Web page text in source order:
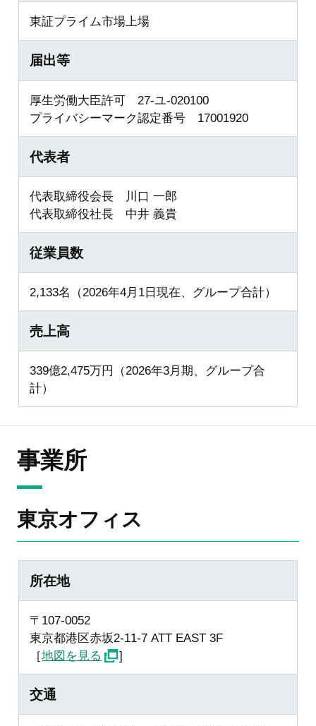
東証プライム市場上場
届出等
厚生労働大臣許可 27-ユ-020100
プライバシーマーク認定番号 17001920
代表者
代表取締役会長 川口 一郎
代表取締役社長 中井 義貴
従業員数
2,133名（2026年4月1日現在、グループ合計）
売上高
339億2,475万円（2026年3月期、グループ合
計）
事業所
東京オフィス
所在地
〒107-0052
東京都港区赤坂2-11-7 ATT EAST 3F
［地図を見る ]
交通